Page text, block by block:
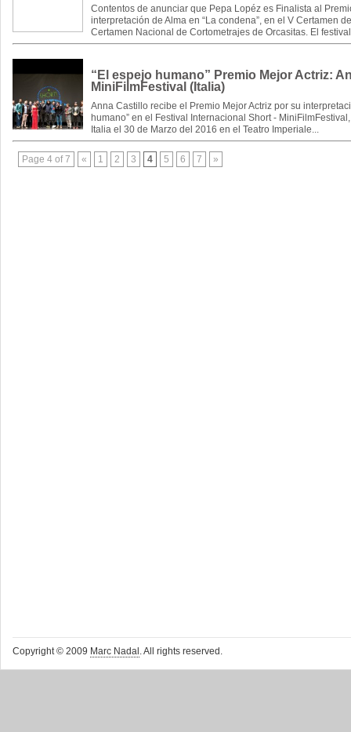
Contentos de anunciar que Pepa Lopéz es Finalista al
interpretación de Alma en “La condena”, en el V Certamen
Certamen Nacional de Cortometrajes de Orcasitas. El
“El espejo humano” Premio Mejor Actriz:
MiniFilmFestival (Italia)
Anna Castillo recibe el Premio Mejor Actriz por su
humano” en el Festival Internacional Short -
Italia el 30 de Marzo del 2016 en el Teatro Imperiale...
Page 4 of 7 « 1 2 3 4 5 6 7 »
Copyright © 2009 Marc Nadal . All rights reserved.